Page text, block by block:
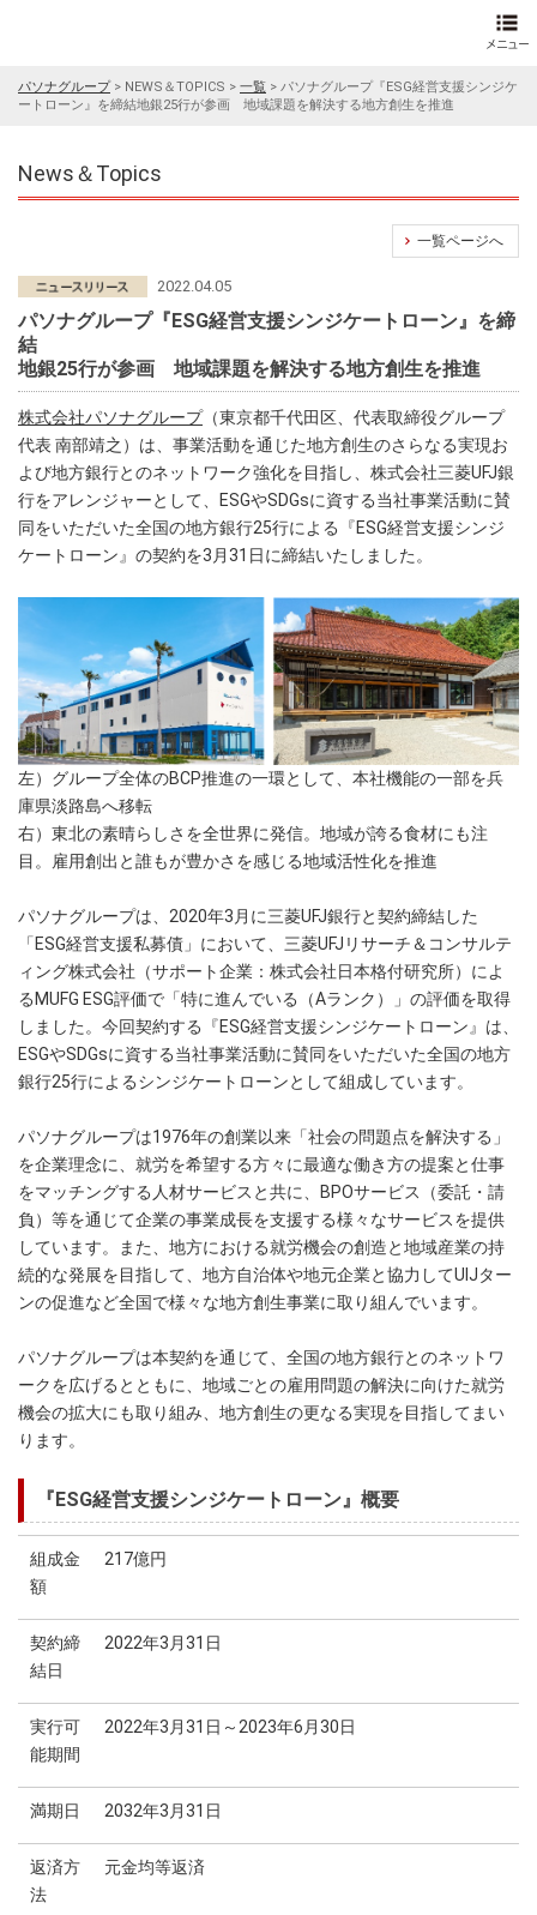
パソナグループ> NEWS＆TOPICS > 一覧 > パソナグループ『ESG経営支援シンジケ
ートローン』を締結地銀25行が参画 地域課題を解決する地方創生を推進
News＆Topics
一覧ページへ
2022.04.05
パソナグループ『ESG経営支援シンジケートローン』を締
結
地銀25行が参画 地域課題を解決する地方創生を推進
株式会社パソナグループ（東京都千代田区、代表取締役グループ
代表 南部靖之）は、事業活動を通じた地方創生のさらなる実現お
よび地方銀行とのネットワーク強化を目指し、株式会社三菱UFJ銀
行をアレンジャーとして、ESGやSDGsに資する当社事業活動に賛
同をいただいた全国の地方銀行25行による『ESG経営支援シンジ
ケートローン』の契約を3月31日に締結いたしました。
左）グループ全体のBCP推進の一環として、本社機能の一部を兵
庫県淡路島へ移転
右）東北の素晴らしさを全世界に発信。地域が誇る食材にも注
目。雇用創出と誰もが豊かさを感じる地域活性化を推進
パソナグループは、2020年3月に三菱UFJ銀行と契約締結した
「ESG経営支援私募債」において、三菱UFJリサーチ＆コンサルテ
ィング株式会社（サポート企業：株式会社日本格付研究所）によ
るMUFG ESG評価で「特に進んでいる（Aランク）」の評価を取得
しました。今回契約する『ESG経営支援シンジケートローン』は、
ESGやSDGsに資する当社事業活動に賛同をいただいた全国の地方
銀行25行によるシンジケートローンとして組成しています。
パソナグループは1976年の創業以来「社会の問題点を解決する」
を企業理念に、就労を希望する方々に最適な働き方の提案と仕事
をマッチングする人材サービスと共に、BPOサービス（委託・請
負）等を通じて企業の事業成長を支援する様々なサービスを提供
しています。また、地方における就労機会の創造と地域産業の持
続的な発展を目指して、地方自治体や地元企業と協力してUIJター
ンの促進など全国で様々な地方創生事業に取り組んでいます。
パソナグループは本契約を通じて、全国の地方銀行とのネットワ
ークを広げるとともに、地域ごとの雇用問題の解決に向けた就労
機会の拡大にも取り組み、地方創生の更なる実現を目指してまい
ります。
『ESG経営支援シンジケートローン』概要
組成金
額
217億円
契約締
結日
2022年3月31日
実行可
能期間
2022年3月31日～2023年6月30日
満期日 2032年3月31日
返済方
法
元金均等返済